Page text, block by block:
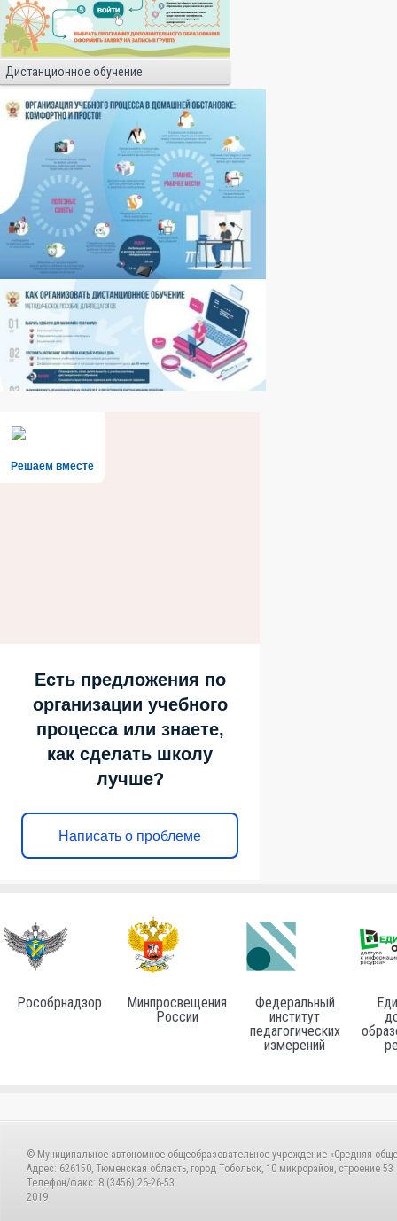
Дистанционное обучение
Решаем вместе
Есть предложения по
организации учебного
процесса или знаете,
как сделать школу
лучше?
Написать о проблеме
Рособрнадзор
Минпросвещения
России
Федеральный
институт
педагогических
измерений
© Муниципальное автономное общеобразовательное учреждение «Средняя
Адрес: 626150, Тюменская область, город Тобольск, 10 микрорайон, строение 53
Телефон/факс: 8 (3456) 26-26-53
2019